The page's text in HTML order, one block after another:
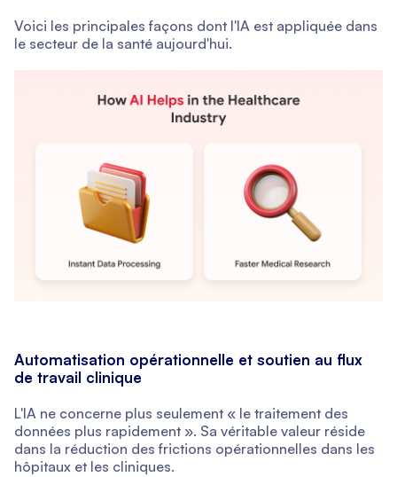
Voici les principales façons dont l'IA est appliquée dans
le secteur de la santé aujourd'hui.
Automatisation opérationnelle et soutien au flux
de travail clinique
L'IA ne concerne plus seulement « le traitement des
données plus rapidement ». Sa véritable valeur réside
dans la réduction des frictions opérationnelles dans les
hôpitaux et les cliniques.